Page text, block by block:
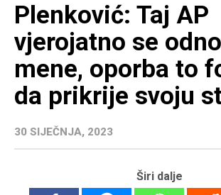
Plenković: Taj AP
vjerojatno se
mene, oporba to
da prikrije svoju
30 SIJEČNJA, 2023
Širi dalje